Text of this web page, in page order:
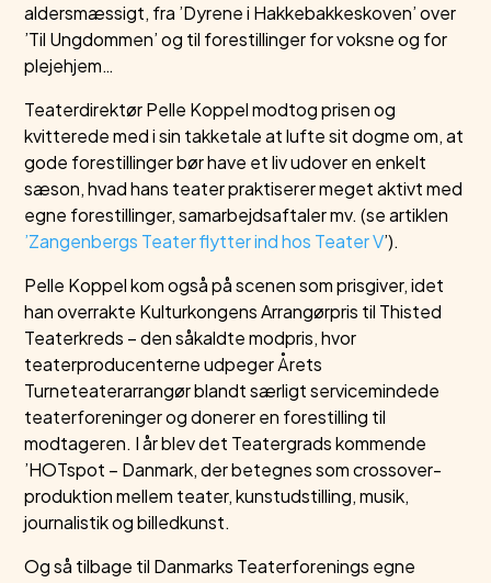
aldersmæssigt, fra ’Dyrene i Hakkebakkeskoven’ over
’Til Ungdommen’ og til forestillinger for voksne og for
plejehjem…
Teaterdirektør Pelle Koppel modtog prisen og
kvitterede med i sin takketale at lufte sit dogme om, at
gode forestillinger bør have et liv udover en enkelt
sæson, hvad hans teater praktiserer meget aktivt med
egne forestillinger, samarbejdsaftaler mv. (se artiklen
’Zangenbergs Teater flytter ind hos Teater V’).
Pelle Koppel kom også på scenen som prisgiver, idet
han overrakte Kulturkongens Arrangørpris til Thisted
Teaterkreds – den såkaldte modpris, hvor
teaterproducenterne udpeger Årets
Turneteaterarrangør blandt særligt servicemindede
teaterforeninger og donerer en forestilling til
modtageren. I år blev det Teatergrads kommende
’HOTspot – Danmark, der betegnes som crossover-
produktion mellem teater, kunstudstilling, musik,
journalistik og billedkunst.
Og så tilbage til Danmarks Teaterforenings egne